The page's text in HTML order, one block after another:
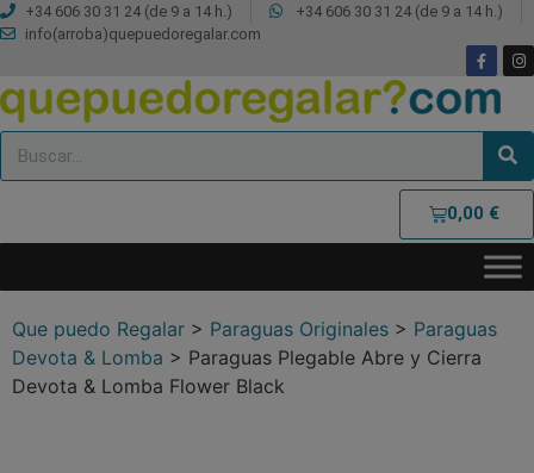
+34 606 30 31 24 (de 9 a 14 h.)
+34 606 30 31 24 (de 9 a 14 h.)
info(arroba)quepuedoregalar.com
0,00 €
Que puedo Regalar > Paraguas Originales > Paraguas
Devota & Lomba > Paraguas Plegable Abre y Cierra
Devota & Lomba Flower Black